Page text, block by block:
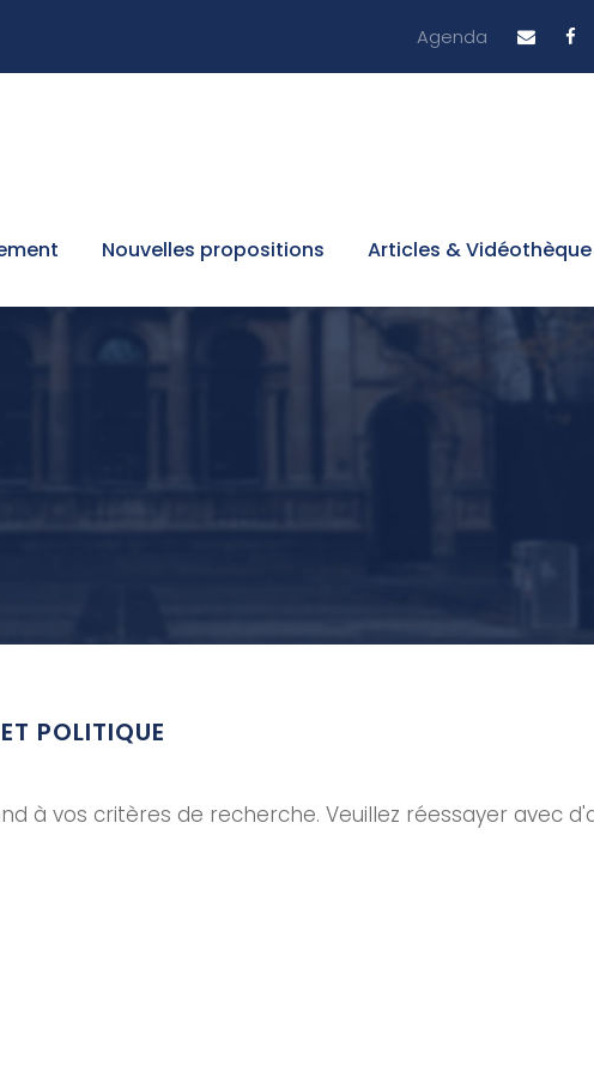
Agenda
Nouvelles propositions Articles & Vidéothèque
POLITIQUE
à vos critères de recherche. Veuillez réessayer avec